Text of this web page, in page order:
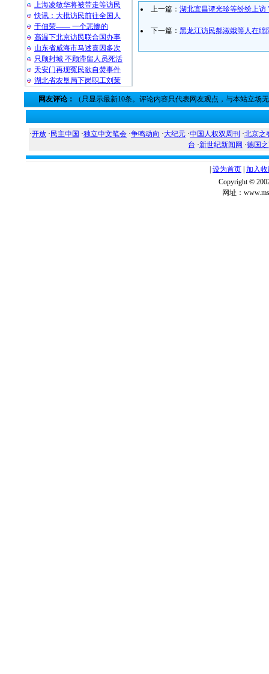
上海凌敏华将被带走等访民
快讯：大批访民前往全国人
于佃荣—— 一个悲惨的
高温下北京访民联合国办事
山东省威海市马述喜因多次
只顾封城 不顾滞留人员死活
天安门再现冤民欲自焚事件
湖北省农垦局下岗职工刘茉
上一篇： 湖北宜昌谭光珍等纷纷上访
下一篇： 黑龙江访民郝淑娥等人在绵
网友评论： （只显示最新10条。评论内容只代表网友观点，与本站立场
·开放 · 民主中国 ·独立中文笔会 ·争鸣动向 ·大纪元 ·中国人权双周刊 ·北京之
台 ·新世纪新闻网 ·德国
设为首页 加入
Copyright ©
网址：